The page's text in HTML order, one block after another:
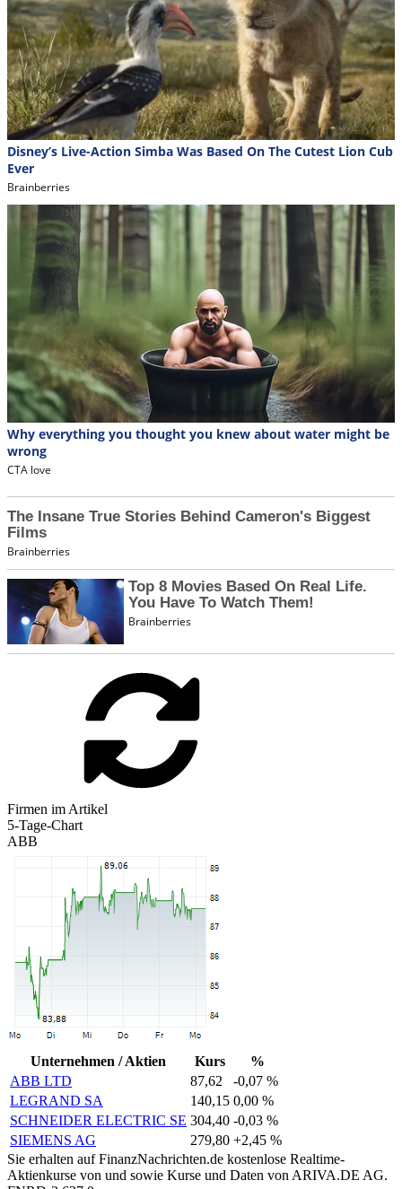
Firmen im Artikel
5-Tage-Chart
ABB
Unternehmen / Aktien Kurs
%
ABB LTD
87,62
-0,07 %
LEGRAND SA
140,15 0,00 %
SCHNEIDER ELECTRIC SE 304,40 -0,03 %
SIEMENS AG
279,80 +2,45 %
Sie erhalten auf FinanzNachrichten.de kostenlose Realtime-
Aktienkurse von und sowie Kurse und Daten von ARIVA.DE AG.